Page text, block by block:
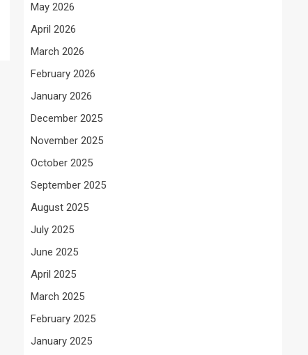
May 2026
April 2026
March 2026
February 2026
January 2026
December 2025
November 2025
October 2025
September 2025
August 2025
July 2025
June 2025
April 2025
March 2025
February 2025
January 2025